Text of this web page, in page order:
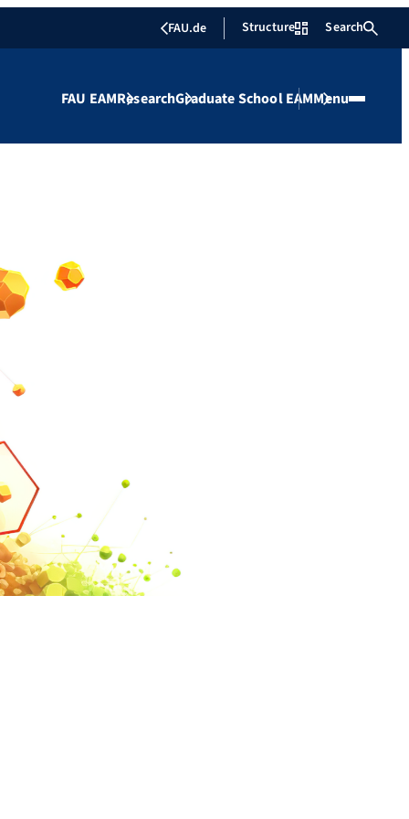
FAU.de Structure Search
FAU EAMResearchGraduate School EAMMenu